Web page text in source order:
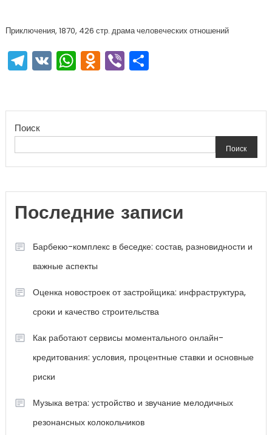
Приключения, 1870, 426 стр. драма человеческих отношений
Telegram
VKWhatsApp
Odnoklassniki
ViberОтправить
Поиск
Поиск
Последние записи
Барбекю-комплекс в беседке: состав, разновидности и
важные аспекты
Оценка новостроек от застройщика: инфраструктура,
сроки и качество строительства
Как работают сервисы моментального онлайн-
кредитования: условия, процентные ставки и основные
риски
Музыка ветра: устройство и звучание мелодичных
резонансных колокольчиков